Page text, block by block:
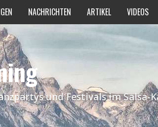
NACHRICHTEN ARTIKEL VIDEOS
und Festivals im